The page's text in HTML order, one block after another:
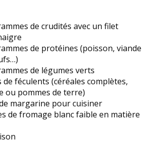
de crudités avec un filet
de protéines (poisson, viande
de légumes verts
de féculents (céréales complètes,
ou pommes de terre)
margarine pour cuisiner
de fromage blanc faible en matière